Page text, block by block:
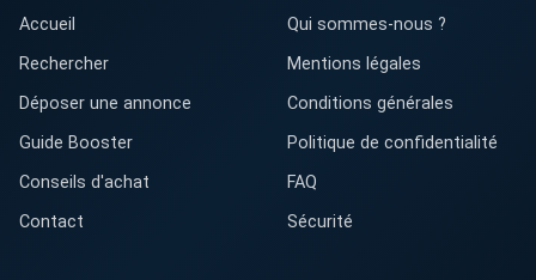
Accueil
Rechercher
Déposer une annonce
Guide Booster
Conseils d'achat
Contact
Qui sommes-nous ?
Mentions légales
Conditions générales
Politique de confidentialité
FAQ
Sécurité